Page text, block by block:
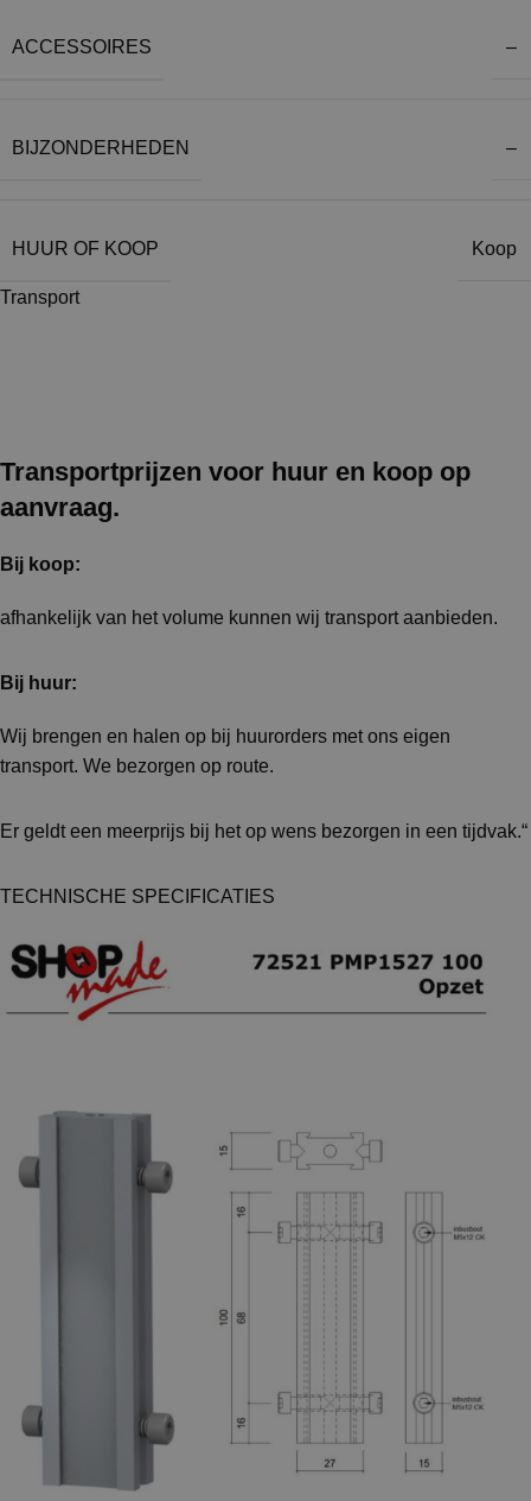
ACCESSOIRES –
BIJZONDERHEDEN –
HUUR OF KOOP Koop
Transport
Transportprijzen voor huur en koop op
aanvraag.
Bij koop:
afhankelijk van het volume kunnen wij transport aanbieden.
Bij huur:
Wij brengen en halen op bij huurorders met ons eigen
transport. We bezorgen op route.
Er geldt een meerprijs bij het op wens bezorgen in een tijdvak.“
TECHNISCHE SPECIFICATIES